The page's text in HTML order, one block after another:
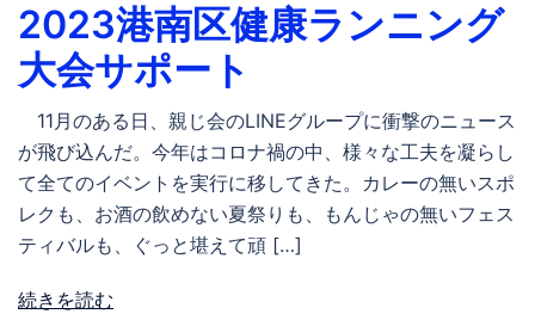
2023港南区健康ランニング
大会サポート
11月のある日、親じ会のLINEグループに衝撃のニュース
が飛び込んだ。今年はコロナ禍の中、様々な工夫を凝らし
て全てのイベントを実行に移してきた。カレーの無いスポ
レクも、お酒の飲めない夏祭りも、もんじゃの無いフェス
ティバルも、ぐっと堪えて頑 […]
続きを読む